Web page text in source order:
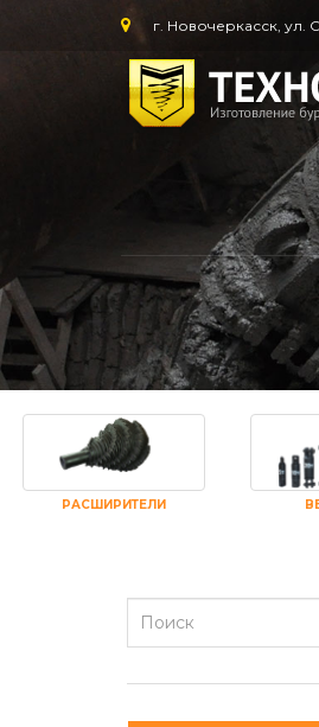
г. Новочеркасск, ул.
РАСШИРИТЕЛИ